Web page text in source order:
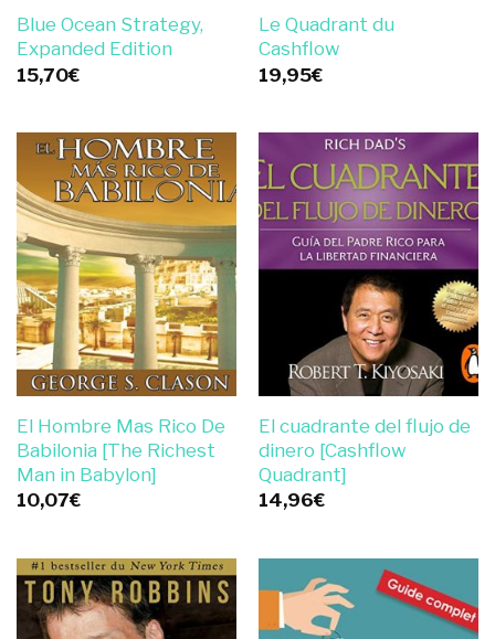
Blue Ocean Strategy,
Expanded Edition
15,70€
Le Quadrant du
Cashflow
19,95€
El Hombre Mas Rico De
Babilonia [The Richest
Man in Babylon]
10,07€
El cuadrante del flujo de
dinero [Cashflow
Quadrant]
14,96€